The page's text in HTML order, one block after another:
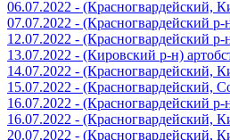
06.07.2022 - (Красногвардейский,
07.07.2022 - (Красногвардейский
12.07.2022 - (Красногвардейский
13.07.2022 - (Кировский р-н)
14.07.2022 - (Красногвардейский,
15.07.2022 - (Красногвардейский,
16.07.2022 - (Красногвардейский
16.07.2022 - (Красногвардейский,
20.07.2022 - (Красногвардейский,